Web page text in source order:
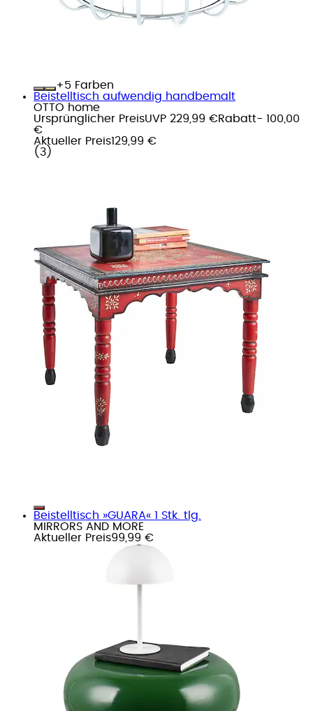
+
Farben
Beistelltisch aufwendig handbemalt
OTTO home
Ursprünglicher PreisUVP 229,99 €Rabatt- 100,00
€
Aktueller Preis129,99 €
( 3 )
Beistelltisch »GUARA« 1 Stk. tlg.
MIRRORS AND MORE
Aktueller Preis99,99 €